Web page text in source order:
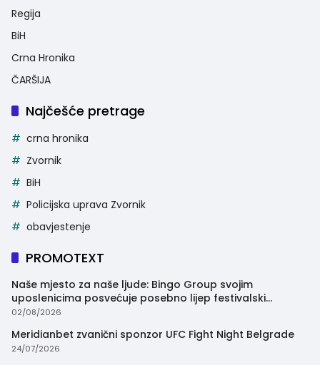
Regija
BiH
Crna Hronika
ČARŠIJA
Najčešće pretrage
crna hronika
Zvornik
BiH
Policijska uprava Zvornik
obavjestenje
PROMOTEXT
Naše mjesto za naše ljude: Bingo Group svojim
uposlenicima posvećuje posebno lijep festivalski
trenutak
02/08/2026
Meridianbet zvanični sponzor UFC Fight Night Belgrade
24/07/2026